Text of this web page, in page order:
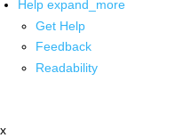
Help expand_more
Get Help
Feedback
Readability
x